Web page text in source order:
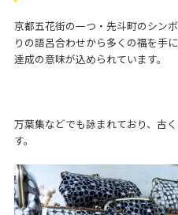
京都五花街の一つ・先斗町のシン
りの語呂合わせから多くの福を手
達成の意味が込められています。
万葉集などでも詠まれており、古
す。